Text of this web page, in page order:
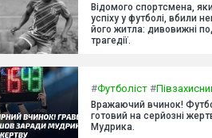
Відомого спортсмена,
успіху у футболі, вбили
його житла: дивовижні
трагедії.
#Футболіст #
Вражаючий вчинок!
готовий на серйозні
Мудрика.